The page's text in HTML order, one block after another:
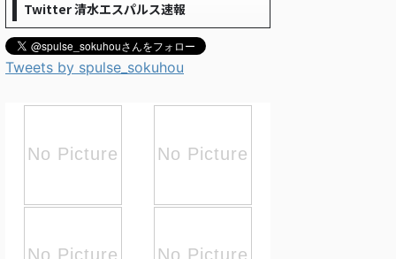
Twitter 清水エスパルス速報
Tweets by spulse_sokuhou